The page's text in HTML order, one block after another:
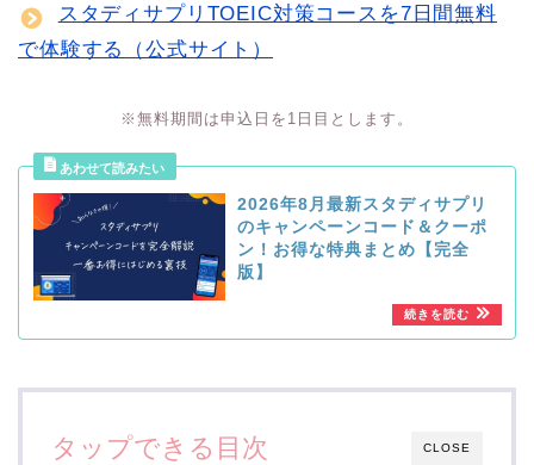
スタディサプリTOEIC対策コースを7日間無料
で体験する（公式サイト）
※無料期間は申込日を1日目とします。
2026年8月最新スタディサプリ
のキャンペーンコード＆クーポ
ン！お得な特典まとめ【完全
版】
CLOSE
タップできる目次